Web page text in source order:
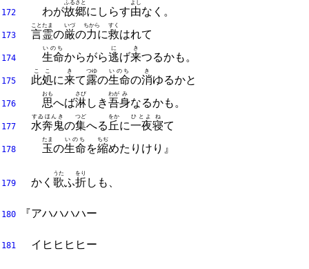
172 わが故郷
ふるさと
にしらす由
よし
なく。
173 言霊
ことたま
の厳
いづ
の力
ちから
に救
すく
はれて
174 生命
いのち
からがら逃
に
げ来
き
つるかも。
175 此処
ここ
に来
き
て露
つゆ
の生命
いのち
の消
き
ゆるかと
176 思
おも
へば淋
さび
しき吾
わが
身
み
なるかも。
177 水奔鬼
すゐほんき
の集
つど
へる 丘
をか
に一夜
ひとよ
寝
ね
て
178 玉
たま
の生命
いのち
を縮
ちぢ
めたりけり』
179 かく歌
うた
ふ折
をり
しも、
180 『アハハハハー
181 イヒヒヒヒー